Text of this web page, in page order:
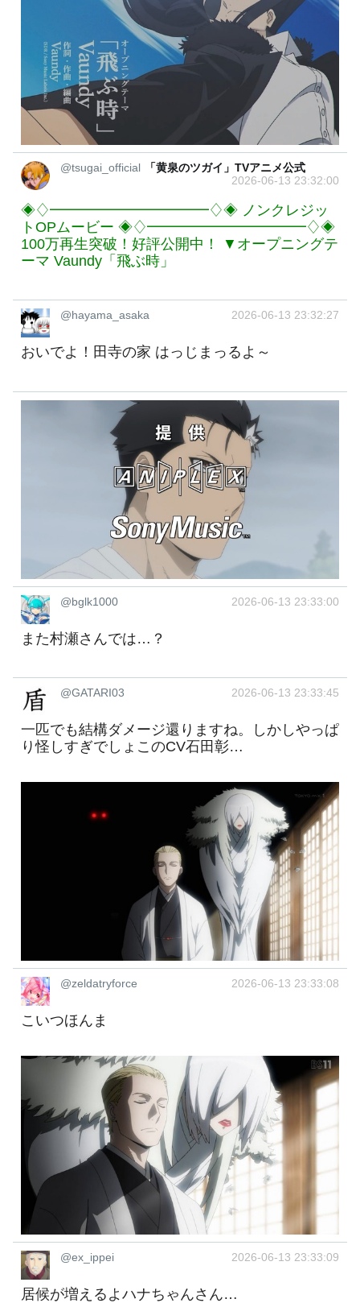
@tsugai_official
「黄泉のツガイ」TVアニメ公式
2026-06-13 23:32:00
◈♢━━━━━━━━━━━♢◈ ノンクレジッ
トOPムービー ◈♢━━━━━━━━━━━♢◈
100万再生突破！好評公開中！ ▼オープニングテ
ーマ Vaundy「飛ぶ時」
@hayama_asaka 2026-06-13 23:32:27
おいでよ！田寺の家 はっじまっるよ～
@bglk1000 2026-06-13 23:33:00
また村瀬さんでは…？
@GATARI03 2026-06-13 23:33:45
一匹でも結構ダメージ還りますね。しかしやっぱ
り怪しすぎでしょこのCV石田彰…
@zeldatryforce 2026-06-13 23:33:08
こいつほんま
@ex_ippei 2026-06-13 23:33:09
居候が増えるよハナちゃんさん…